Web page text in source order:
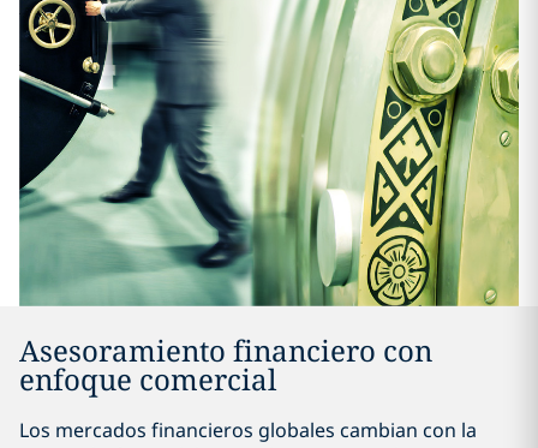
Asesoramiento financiero con
enfoque comercial
Los mercados financieros globales cambian con la